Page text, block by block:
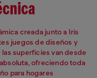
creada junto a Iris
juegos de diseños y
superficies van desde
ofreciendo toda
para hogares